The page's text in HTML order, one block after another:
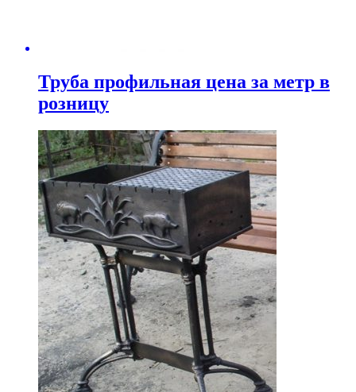
Труба профильная цена за метр в
розницу